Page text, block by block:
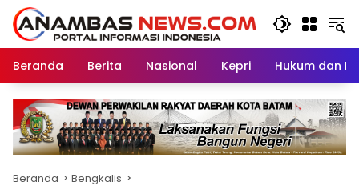
Langsung
konten
Beranda
Berita Nasional Kepri Hukum dan
Beranda Bengkalis